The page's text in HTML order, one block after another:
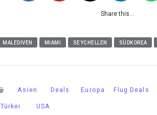
Share this...
MALEDIVEN MIAMI SEYCHELLEN SÜDKOREA
Asien Deals Europa Flug Deals
Türkei USA